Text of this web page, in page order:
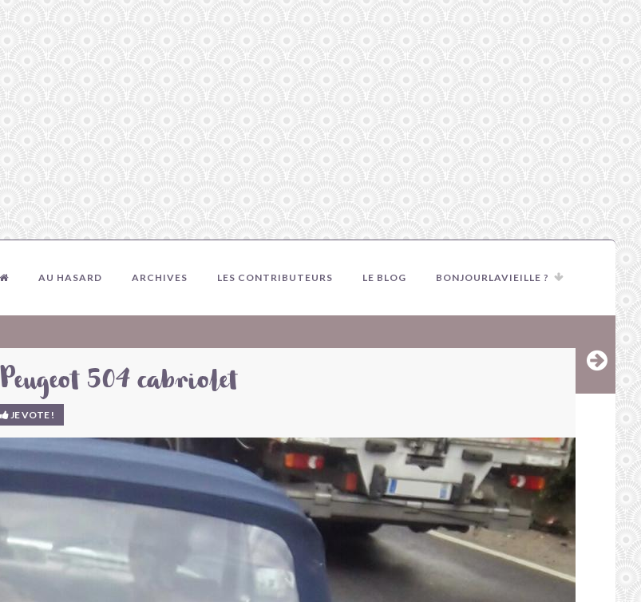
AU HASARD ARCHIVES LES CONTRIBUTEURS LE BLOG BONJOURLAVIEILLE ?
Peugeot 504 cabriolet
JE VOTE !